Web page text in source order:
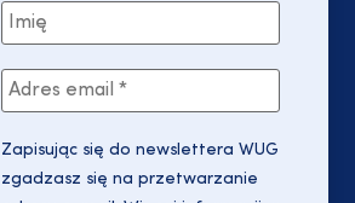
Zapisując się do newslettera WUG
zgadzasz się na przetwarzanie